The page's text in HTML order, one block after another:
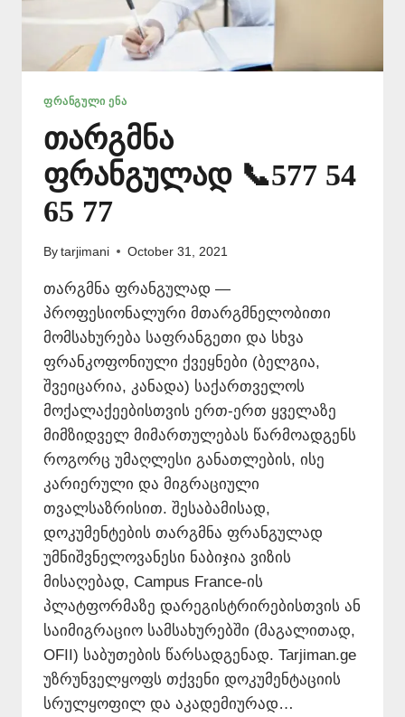
ᲤᲠᲐᲜᲒᲣᲚᲘ ᲔᲜᲐ
თარგმნა
ფრანგულად 📞577 54
65 77
By tarjimani October 31, 2021
თარგმნა ფრანგულად —
პროფესიონალური მთარგმნელობითი
მომსახურება საფრანგეთი და სხვა
ფრანკოფონიული ქვეყნები (ბელგია,
შვეიცარია, კანადა) საქართველოს
მოქალაქეებისთვის ერთ-ერთ ყველაზე
მიმზიდველ მიმართულებას წარმოადგენს
როგორც უმაღლესი განათლების, ისე
კარიერული და მიგრაციული
თვალსაზრისით. შესაბამისად,
დოკუმენტების თარგმნა ფრანგულად
უმნიშვნელოვანესი ნაბიჯია ვიზის
მისაღებად, Campus France-ის
პლატფორმაზე დარეგისტრირებისთვის ან
საიმიგრაციო სამსახურებში (მაგალითად,
OFII) საბუთების წარსადგენად. Tarjiman.ge
უზრუნველყოფს თქვენი დოკუმენტაციის
სრულყოფილ და აკადემიურად…